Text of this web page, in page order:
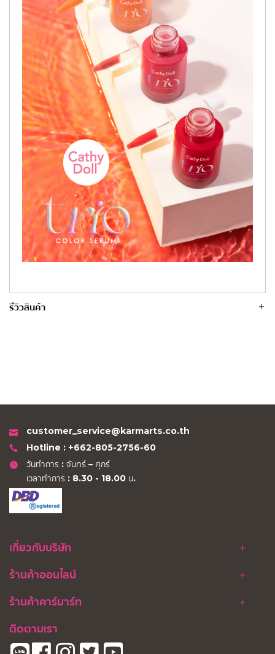
รีวิวสินค้า
customer_service@karmarts.co.th
Hotline : +662-805-2756-60
วันทำการ : จันทร์ – ศุกร์
เวลาทำการ : 8.30 - 18.00 น.
เกี่ยวกับบริษัท
ร้านค้าออนไลน์
ร้านค้าคาร์มาร์ท
ติดตามเรา